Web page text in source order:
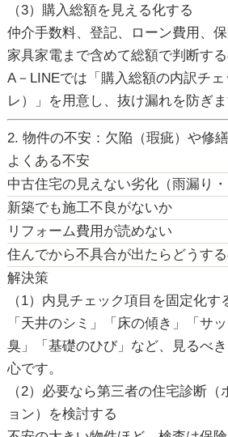
（3）購入総額を見える化する
仲介手数料、登記、ローン費用、保
家具家電まで含めて総額で判断する
A－LINEでは「購入総額の内訳チ
レ）」を用意し、抜け漏れを防ぎま
2. 物件の不安：欠陥（瑕疵）や修
よくある不安
中古住宅の見えない劣化（雨漏り・
新築でも施工不良がないか
リフォーム費用が読めない
住んでから不具合が出たらどうす
解決策
（1）内見チェック項目を固定化す
「天井のシミ」「床の傾き」「サ
臭」「基礎のひび」など、見るべ
心です。
（2）必要なら第三者の住宅診断
ョン）を検討する